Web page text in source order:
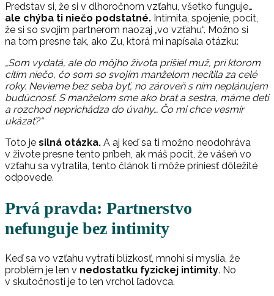
Predstav si, že si v dlhoročnom vzťahu, všetko funguje…
ale chýba ti niečo podstatné. Intimita, spojenie, pocit,
že si so svojim partnerom naozaj „vo vzťahu“. Možno si
na tom presne tak, ako Zu, ktorá mi napísala otázku:
„Som vydatá, ale do môjho života prišiel muž, pri ktorom
cítim niečo, čo som so svojím manželom necítila za celé
roky. Nevieme bez seba byť, no zároveň s ním neplánujem
budúcnosť. S manželom sme ako brat a sestra, máme deti
a rozchod neprichádza do úvahy… Čo mi chce vesmír
ukázať?“
Toto je silná otázka. A aj keď sa ti možno neodohráva
v živote presne tento príbeh, ak máš pocit, že vášeň vo
vzťahu sa vytratila, tento článok ti môže priniesť dôležité
odpovede.
Prvá pravda: Partnerstvo
nefunguje bez intimity
Keď sa vo vzťahu vytratí blízkosť, mnohí si myslia, že
problém je len v nedostatku fyzickej intimity. No
v skutočnosti je to len vrchol ľadovca.